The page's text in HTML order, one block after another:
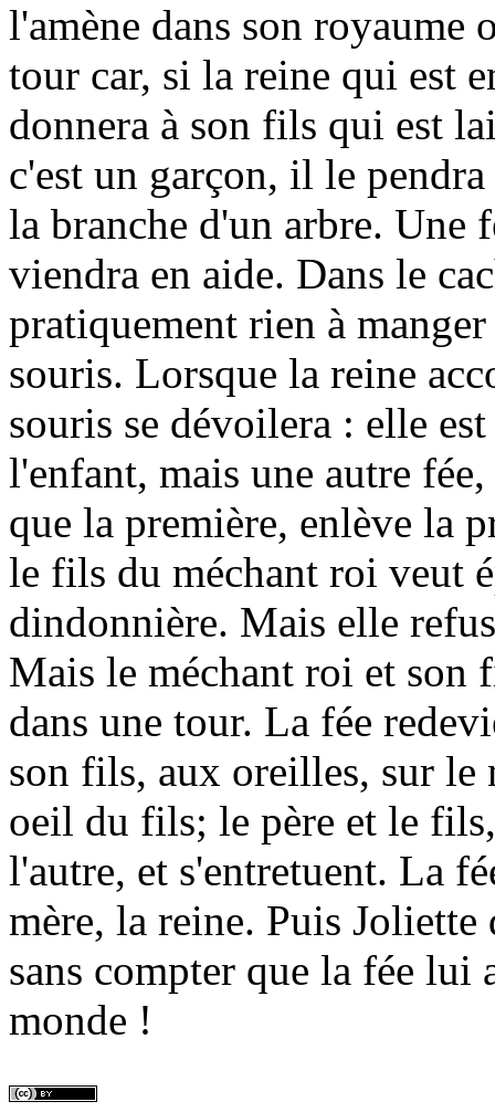
l'amène dans son royaume
tour car, si la reine qui est
donnera à son fils qui est
c'est un garçon, il le
la branche d'un arbre. Une
viendra en aide. Dans le
pratiquement rien à
souris. Lorsque la reine
souris se dévoilera : elle
l'enfant, mais une autre
que la première, enlève la
le fils du méchant roi veut
dindonnière. Mais elle
Mais le méchant roi et son
dans une tour. La fée
son fils, aux oreilles, sur le
oeil du fils; le père et le
l'autre, et s'entretuent. La
mère, la reine. Puis
sans compter que la fée lui
monde !